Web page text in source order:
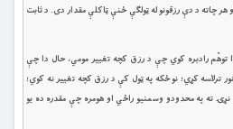
چاته د دې رزقونو له ټولګې ځنې ټاکلې مقدار دی. د ثابت
دا توهّم رادبره کوي چې د رزق کچه تغيير مومي، حال دا چې
ترلاسه کړي؛ نو ځکه په ټول کې د رزق کچه تغيير نه کوي؛
ته په محدودو وسمنيو راځي او هومره چې مقدره ده يو